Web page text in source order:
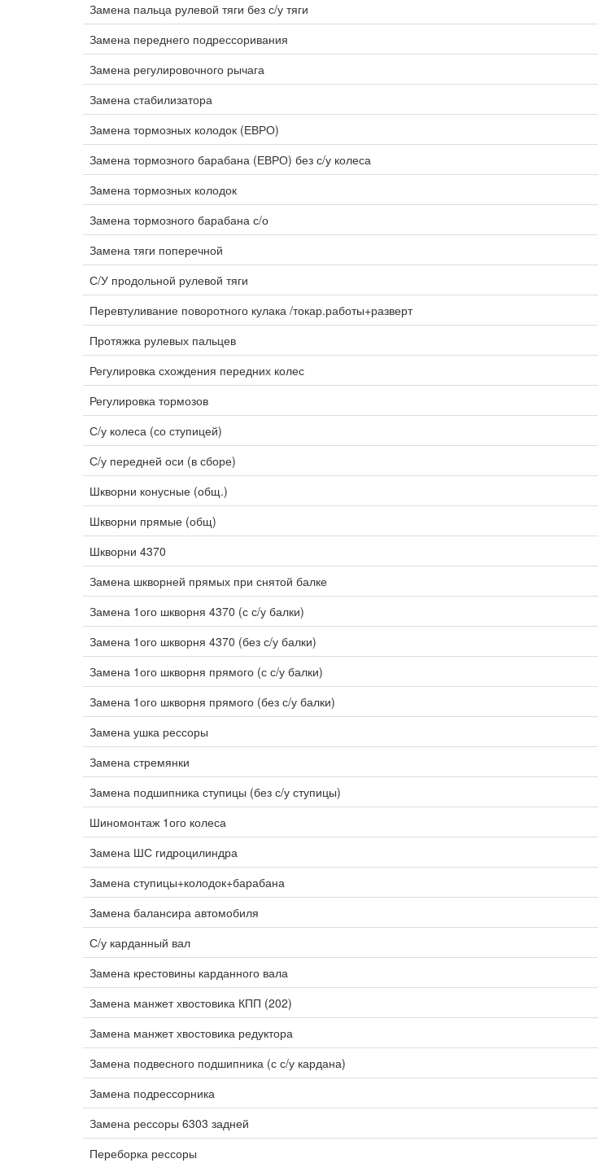
Замена пальца рулевой тяги без с/у тяги
Замена переднего подрессоривания
Замена регулировочного рычага
Замена стабилизатора
Замена тормозных колодок (ЕВРО)
Замена тормозного барабана (ЕВРО) без с/у колеса
Замена тормозных колодок
Замена тормозного барабана с/о
Замена тяги поперечной
С/У продольной рулевой тяги
Перевтуливание поворотного кулака /токар.работы+разверт
Протяжка рулевых пальцев
Регулировка схождения передних колес
Регулировка тормозов
С/у колеса (со ступицей)
С/у передней оси (в сборе)
Шкворни конусные (общ.)
Шкворни прямые (общ)
Шкворни 4370
Замена шкворней прямых при снятой балке
Замена 1ого шкворня 4370 (с с/у балки)
Замена 1ого шкворня 4370 (без с/у балки)
Замена 1ого шкворня прямого (с с/у балки)
Замена 1ого шкворня прямого (без с/у балки)
Замена ушка рессоры
Замена стремянки
Замена подшипника ступицы (без с/у ступицы)
Шиномонтаж 1ого колеса
Замена ШС гидроцилиндра
Замена ступицы+колодок+барабана
Замена балансира автомобиля
С/у карданный вал
Замена крестовины карданного вала
Замена манжет хвостовика КПП (202)
Замена манжет хвостовика редуктора
Замена подвесного подшипника (с с/у кардана)
Замена подрессорника
Замена рессоры 6303 задней
Переборка рессоры